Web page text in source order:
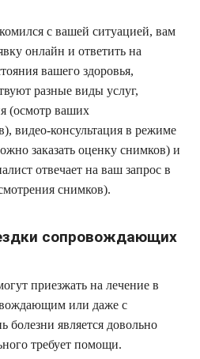
с вашей ситуацией, вам
онлайн и ответить на
вашего здоровья,
разные виды услуг,
(осмотр ваших
видео-консультация в режиме
заказать оценку снимков) и
отвечает на ваш запрос в
снимков).
сопровождающих
приезжать на лечение в
или даже с
болезни является довольно
требует помощи.